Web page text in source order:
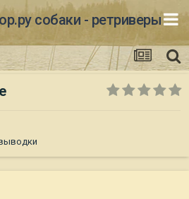
собаки - ретриверы